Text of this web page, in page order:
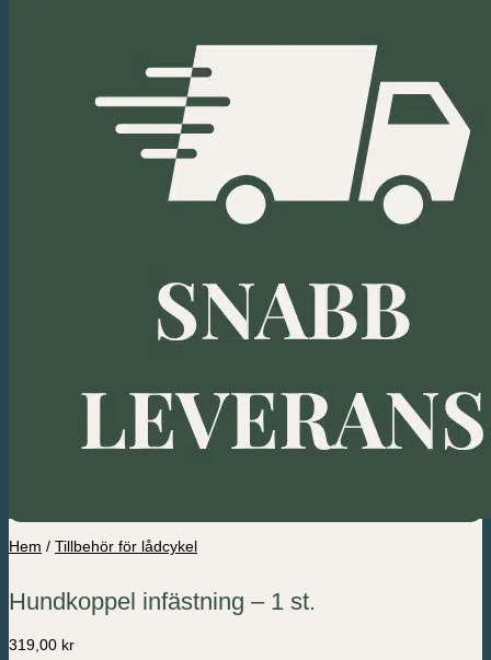
Hem / Tillbehör för lådcykel
Hundkoppel infästning – 1 st.
319,00 kr